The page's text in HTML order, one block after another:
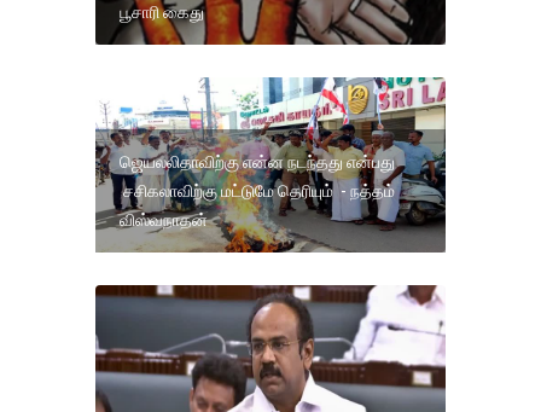
பூசாரி கைது
ஜெயலலிதாவிற்கு என்ன நடந்தது என்பது
சசிகலாவிற்கு மட்டுமே தெரியும் - நத்தம்
விஸ்வநாதன்